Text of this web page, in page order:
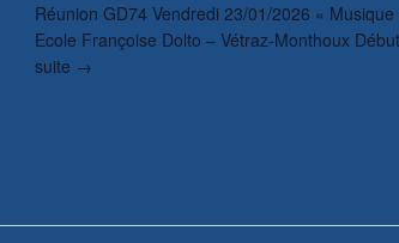
Réunion GD74 Vendredi 23/01/2026 «
Ecole Françoise Dolto – Vétraz-Monthoux
suite →